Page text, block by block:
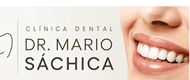
se ha limitado a aplicar y
por el Servicio Navarro de
CORTES QUE DISCRIMINA